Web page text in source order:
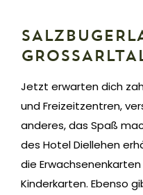
GROSSARLTAL
Jetzt erwarten dich
und Freizeitzentren,
anderes, das Spaß
des Hotel Diellehen
die
Kinderkarten. Ebenso